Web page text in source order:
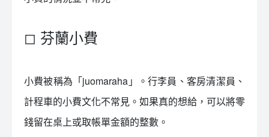
◻ 芬蘭小費
小費被稱為「juomaraha」。行李員、客房清潔員、
計程車的小費文化不常見。如果真的想給，可以將零
錢留在桌上或取帳單金額的整數。